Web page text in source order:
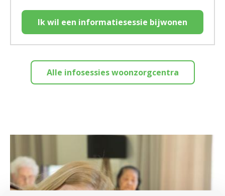
Ik wil een informatiesessie bijwonen
Alle infosessies woonzorgcentra